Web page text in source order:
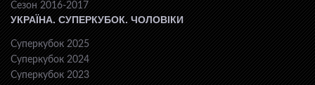
Сезон 2016-2017
УКРАЇНА. СУПЕРКУБОК. ЧОЛОВІКИ
Суперкубок 2025
Суперкубок 2024
Суперкубок 2023